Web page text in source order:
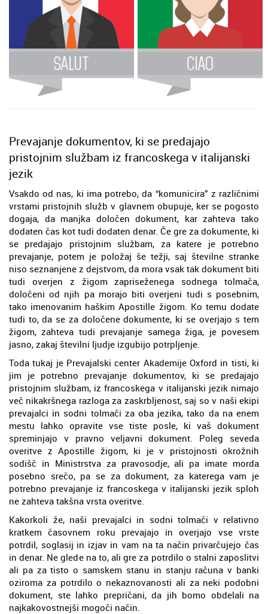
Prevajanje dokumentov, ki se predajajo
pristojnim službam iz francoskega v italijanski
jezik
Vsakdo od nas, ki ima potrebo, da “komunicira” z različnimi
vrstami pristojnih služb v glavnem obupuje, ker se pogosto
dogaja, da manjka določen dokument, kar zahteva tako
dodaten čas kot tudi dodaten denar. Če gre za dokumente, ki
se predajajo pristojnim službam, za katere je potrebno
prevajanje, potem je položaj še težji, saj številne stranke
niso seznanjene z dejstvom, da mora vsak tak dokument biti
tudi overjen z žigom zapriseženega sodnega tolmača,
določeni od njih pa morajo biti overjeni tudi s posebnim,
tako imenovanim haškim Apostille žigom. Ko temu dodate
tudi to, da se za določene dokumente, ki se overjajo s tem
žigom, zahteva tudi prevajanje samega žiga, je povesem
jasno, zakaj številni ljudje izgubijo potrpljenje.
Toda tukaj je Prevajalski center Akademije Oxford in tisti, ki
jim je potrebno prevajanje dokumentov, ki se predajajo
pristojnim službam, iz francoskega v italijanski jezik nimajo
več nikakršnega razloga za zaskrbljenost, saj so v naši ekipi
prevajalci in sodni tolmači za oba jezika, tako da na enem
mestu lahko opravite vse tiste posle, ki vaš dokument
spreminjajo v pravno veljavni dokument. Poleg seveda
overitve z Apostille žigom, ki je v pristojnosti okrožnih
sodišč in Ministrstva za pravosodje, ali pa imate morda
posebno srečo, pa se za dokument, za katerega vam je
potrebno prevajanje iz francoskega v italijanski jezik sploh
ne zahteva takšna vrsta overitve.
Kakorkoli že, naši prevajalci in sodni tolmači v relativno
kratkem časovnem roku prevajajo in overjajo vse vrste
potrdil, soglasij in izjav in vam na ta način privarčujejo čas
in denar. Ne glede na to, ali gre za potrdilo o stalni zaposlitvi
ali pa za tisto o samskem stanu in stanju računa v banki
oziroma za potrdilo o nekaznovanosti ali za neki podobni
dokument, ste lahko prepričani, da jih bomo obdelali na
najkakovostnejši mogoči način.